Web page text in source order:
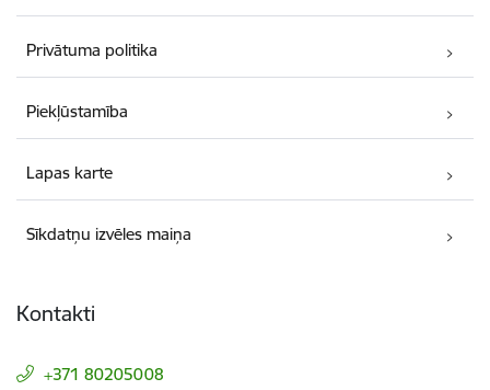
Privātuma politika
Piekļūstamība
Lapas karte
Sīkdatņu izvēles maiņa
Kontakti
+371 80205008